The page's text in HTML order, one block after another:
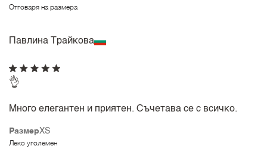
Отговаря на размера
Павлина Трайкова
РазмерXS
Леко уголемен
👌
Много елегантен и приятен. Съчетава се с всичко.